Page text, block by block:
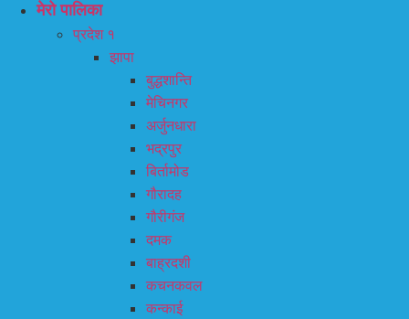
मेरो पालिका
प्रदेश १
झापा
बुद्धशान्ति
मेचिनगर
अर्जुनधारा
भद्रपुर
बिर्तामोड
गौरादह
गौरीगंज
दमक
बाह्रदशी
कचनकवल
कन्काई